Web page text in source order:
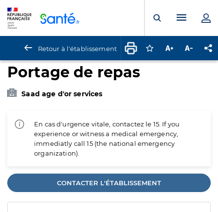
Ouvrir laMenu
Retour à l'établissement Connectez-vous
Augmenter la
Portage de repas
Saad age d'or services
En cas d'urgence vitale, contactez le 15. If you
experience or witness a medical emergency,
immediatly call 15 (the national emergency
organization).
CONTACTER L'ÉTABLISSEMENT